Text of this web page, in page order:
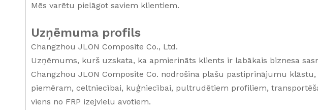
Mēs varētu pielāgot saviem klientiem.
Uzņēmuma profils
Changzhou JLON Composite Co., Ltd.
Uzņēmums, kurš uzskata, ka apmierināts klients ir labākais biznesa
Changzhou JLON Composite Co. nodrošina plašu pastiprinājumu
piemēram, celtniecībai, kuģniecībai, pultrudētiem profiliem,
viens no FRP izejvielu avotiem.